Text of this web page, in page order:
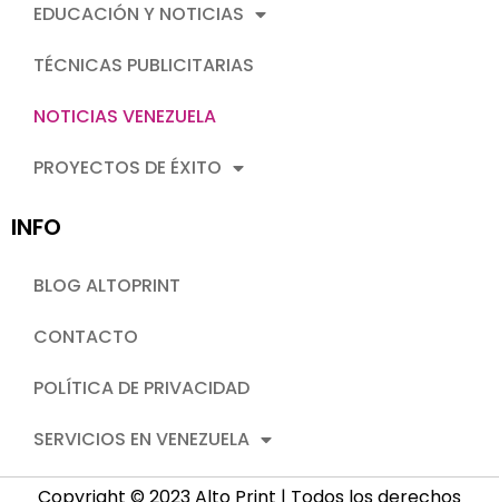
EDUCACIÓN Y NOTICIAS
TÉCNICAS PUBLICITARIAS
NOTICIAS VENEZUELA
PROYECTOS DE ÉXITO
INFO
BLOG ALTOPRINT
CONTACTO
POLÍTICA DE PRIVACIDAD
SERVICIOS EN VENEZUELA